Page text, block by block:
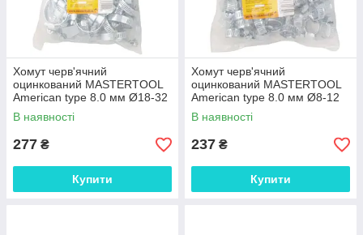
Хомут черв'ячний
оцинкований MASTERTOOL
American type 8.0 мм Ø18-32
мм 50 шт 20-1905 SHO
В наявності
277 ₴
Купити
Хомут черв'ячний
оцинкований MASTERTOOL
American type 8.0 мм Ø8-12
мм 50 шт 20-1900 SHO
В наявності
237 ₴
Купити